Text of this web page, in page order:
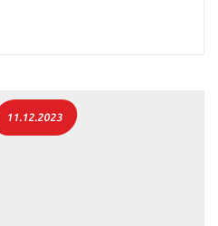
11.12.2023